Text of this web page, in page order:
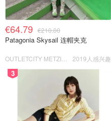
€64.79 €210.00
Patagonia Skysail 连帽夹克
2019人感兴趣
3